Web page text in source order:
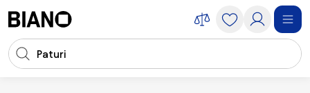
Introducerea căutării